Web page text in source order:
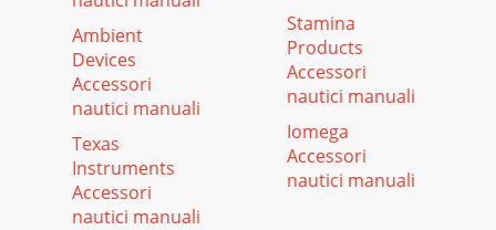
Ambient
Devices
Accessori
nautici manuali
Texas
Instruments
Accessori
nautici manuali
Stamina
Products
Accessori
nautici manuali
Iomega
Accessori
nautici manuali